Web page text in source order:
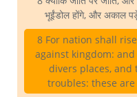
भूईंडोल होंगे, और अकाल
8 For nation shall
against kingdom:
divers places,
troubles: these